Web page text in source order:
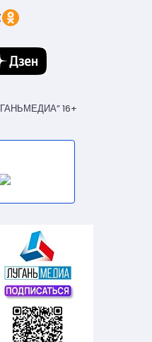
Ссылка
16+